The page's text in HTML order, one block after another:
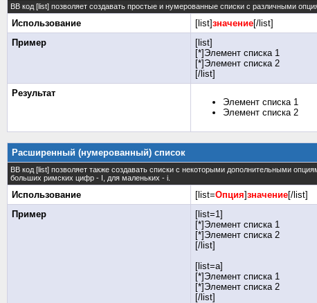
BB код [list] позволяет создавать простые и нумерованные списки с различными
Использование [list]значение[/list]
Пример
[list]
[*]Элемент списка 1
[*]Элемент списка 2
[/list]
Результат
Элемент списка 1
Элемент списка 2
Расширенный (нумерованный) список
BB код [list] позволяет также создавать списки с некоторыми дополнительными
больших римских цифр - I, для маленьких - i.
Использование [list=Опция]значение[/list]
Пример
[list=1]
[*]Элемент списка 1
[*]Элемент списка 2
[/list]
[list=a]
[*]Элемент списка 1
[*]Элемент списка 2
[/list]